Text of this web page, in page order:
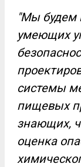
"Мы будем
умеющих
системы
пищевых
знающих,
оценка